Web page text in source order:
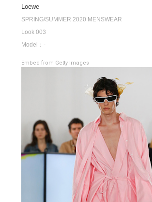
Loewe
SPRING/SUMMER 2020 MENSWEAR
Look 003
Model：-
Embed from Getty Images